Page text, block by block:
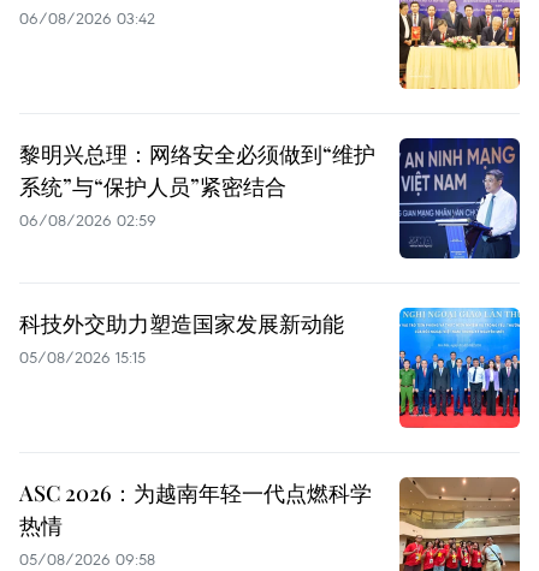
06/08/2026 03:42
黎明兴总理：网络安全必须做到“维护
系统”与“保护人员”紧密结合
06/08/2026 02:59
科技外交助力塑造国家发展新动能
05/08/2026 15:15
ASC 2026：为越南年轻一代点燃科学
热情
05/08/2026 09:58